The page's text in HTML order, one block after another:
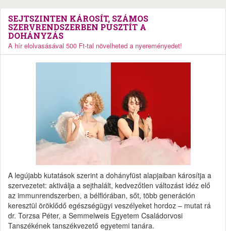
SEJTSZINTEN KÁROSÍT, SZÁMOS
SZERVRENDSZERBEN PUSZTÍT A
DOHÁNYZÁS
A hír elolvasásával 500 Ft-tal növelheted a nyereményedet!
A legújabb kutatások szerint a dohányfüst alapjaiban károsítja a
szervezetet: aktiválja a sejthalált, kedvezőtlen változást idéz elő
az immunrendszerben, a bélflórában, sőt, több generáción
keresztül öröklődő egészségügyi veszélyeket hordoz – mutat rá
dr. Torzsa Péter, a Semmelweis Egyetem Családorvosi
Tanszékének tanszékvezető egyetemi tanára.